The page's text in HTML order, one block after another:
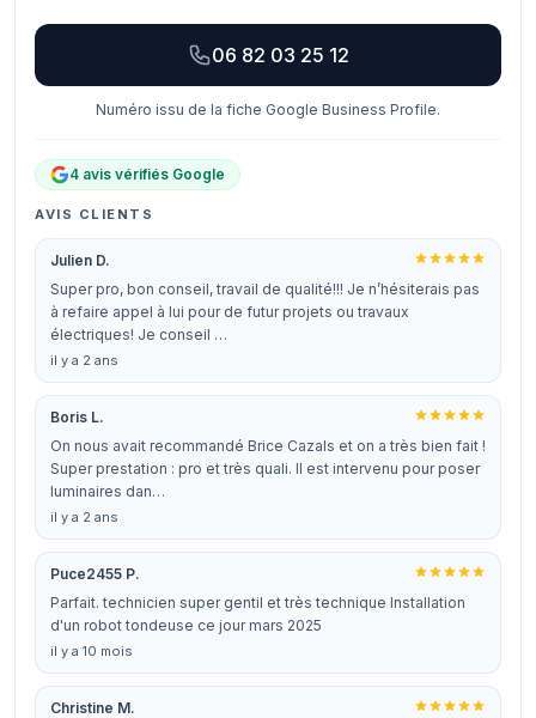
06 82 03 25 12
Numéro issu de la fiche Google Business Profile.
4 avis vérifiés Google
AVIS CLIENTS
Julien D.
Super pro, bon conseil, travail de qualité!!! Je n’hésiterais pas
à refaire appel à lui pour de futur projets ou travaux
électriques! Je conseil …
il y a 2 ans
Boris L.
On nous avait recommandé Brice Cazals et on a très bien fait !
Super prestation : pro et très quali. Il est intervenu pour poser
luminaires dan…
il y a 2 ans
Puce2455 P.
Parfait. technicien super gentil et très technique Installation
d'un robot tondeuse ce jour mars 2025
il y a 10 mois
Christine M.